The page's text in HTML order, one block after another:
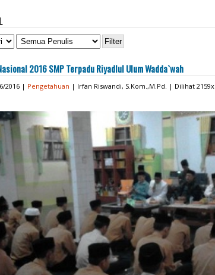
2016 SMP Terpadu Riyadlul Ulum Wadda`wah
2016 | Pengetahuan | Irfan Riswandi, S.Kom.,M.Pd. | Dilihat 2159x